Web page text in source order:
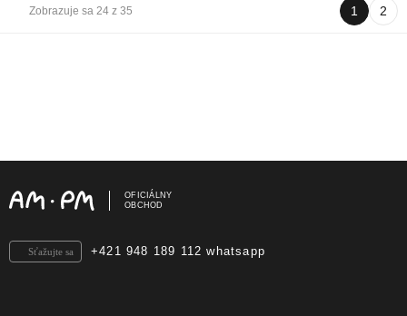
Zobrazuje sa 24 z 35 1 2
OFICIÁLNY
OBCHOD
+421 948 189 112 whatsapp
Sťažujte sa